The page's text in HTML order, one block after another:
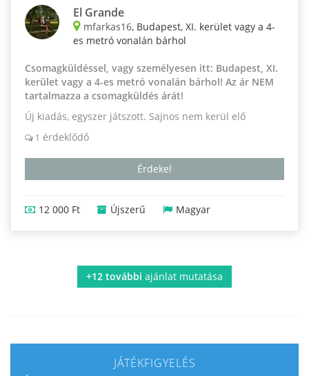
El Grande
mfarkas16, Budapest, XI. kerület vagy a 4-
es metró vonalán bárhol
Csomagküldéssel, vagy személyesen itt: Budapest, XI.
kerület vagy a 4-es metró vonalán bárhol! Az ár NEM
tartalmazza a csomagküldés árát!
Új kiadás, egyszer játszott. Sajnos nem kerül elő
1 érdeklődő
Érdekel
12 000 Ft Újszerű Magyar
+12 további ajánlat mutatása
JÁTÉKFIGYELÉS